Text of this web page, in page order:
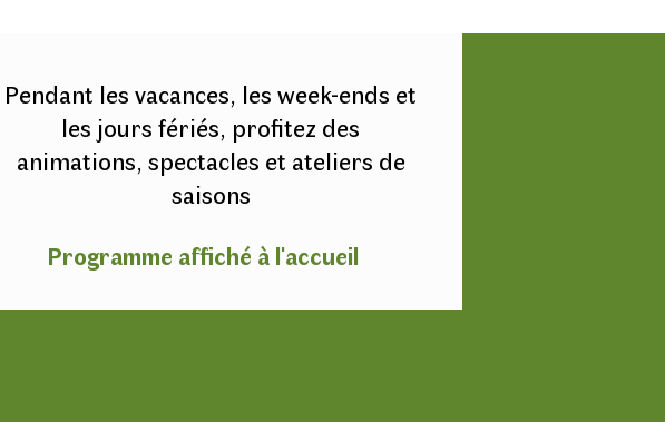
Pendant les vacances, les week-ends et
les jours fériés, profitez des
animations, spectacles et ateliers de
saisons
Programme affiché à l'accueil